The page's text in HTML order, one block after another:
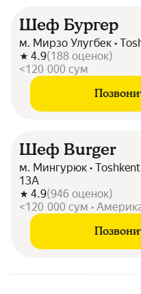
Шеф Бургер
м. Мирзо Улугбек •
4.9(188 оценок)
<120 000 сум
Шеф Burger
м. Мингурюк •
13A
4.9(946 оценок)
<120 000 сум •